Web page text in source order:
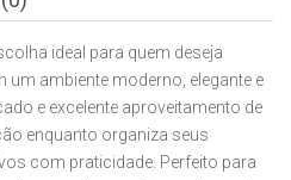
ideal para quem deseja
ambiente moderno, elegante e
e excelente aproveitamento de
enquanto organiza seus
com praticidade. Perfeito para